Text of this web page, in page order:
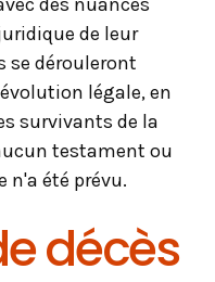
de leur
se dérouleront
légale, en
survivants de la
testament ou
été prévu.
décès